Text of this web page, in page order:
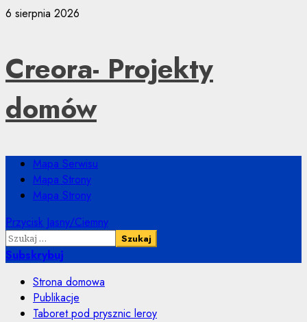
Przejdź
6 sierpnia 2026
Creora- Projekty
domów
Menu
główne
Mapa Serwisu
Mapa Strony
Mapa Strony
Przycisk Jasny/Ciemny
Szukaj:
Subskrybuj
Strona domowa
Publikacje
Taboret pod prysznic leroy